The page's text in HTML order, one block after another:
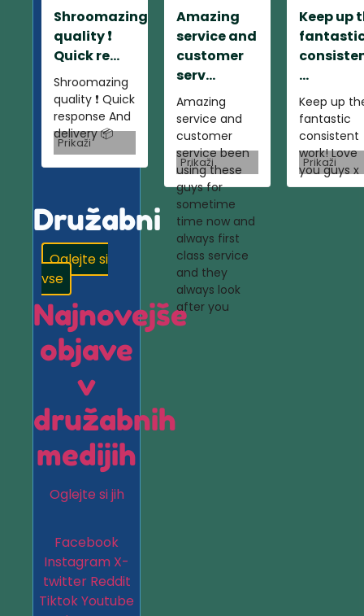
Shroomazing
quality ❗️
Quick re...
Shroomazing
quality ❗️ Quick
response And
delivery 📦
Prikaži
Amazing
service and
customer
serv...
Amazing
service and
customer
service been
using these
guys for
sometime
time now and
always first
class service
and they
always look
after you
Prikaži
Keep up
...
Keep up
fantastic
consistent
work! Love
you guys x
Prikaži
Družabni
Oglejte si
vse
Najnovejše
objave
v
družabnih
medijih
Oglejte si jih
Facebook
Instagram X-
twitter Reddit
TiktokYoutube